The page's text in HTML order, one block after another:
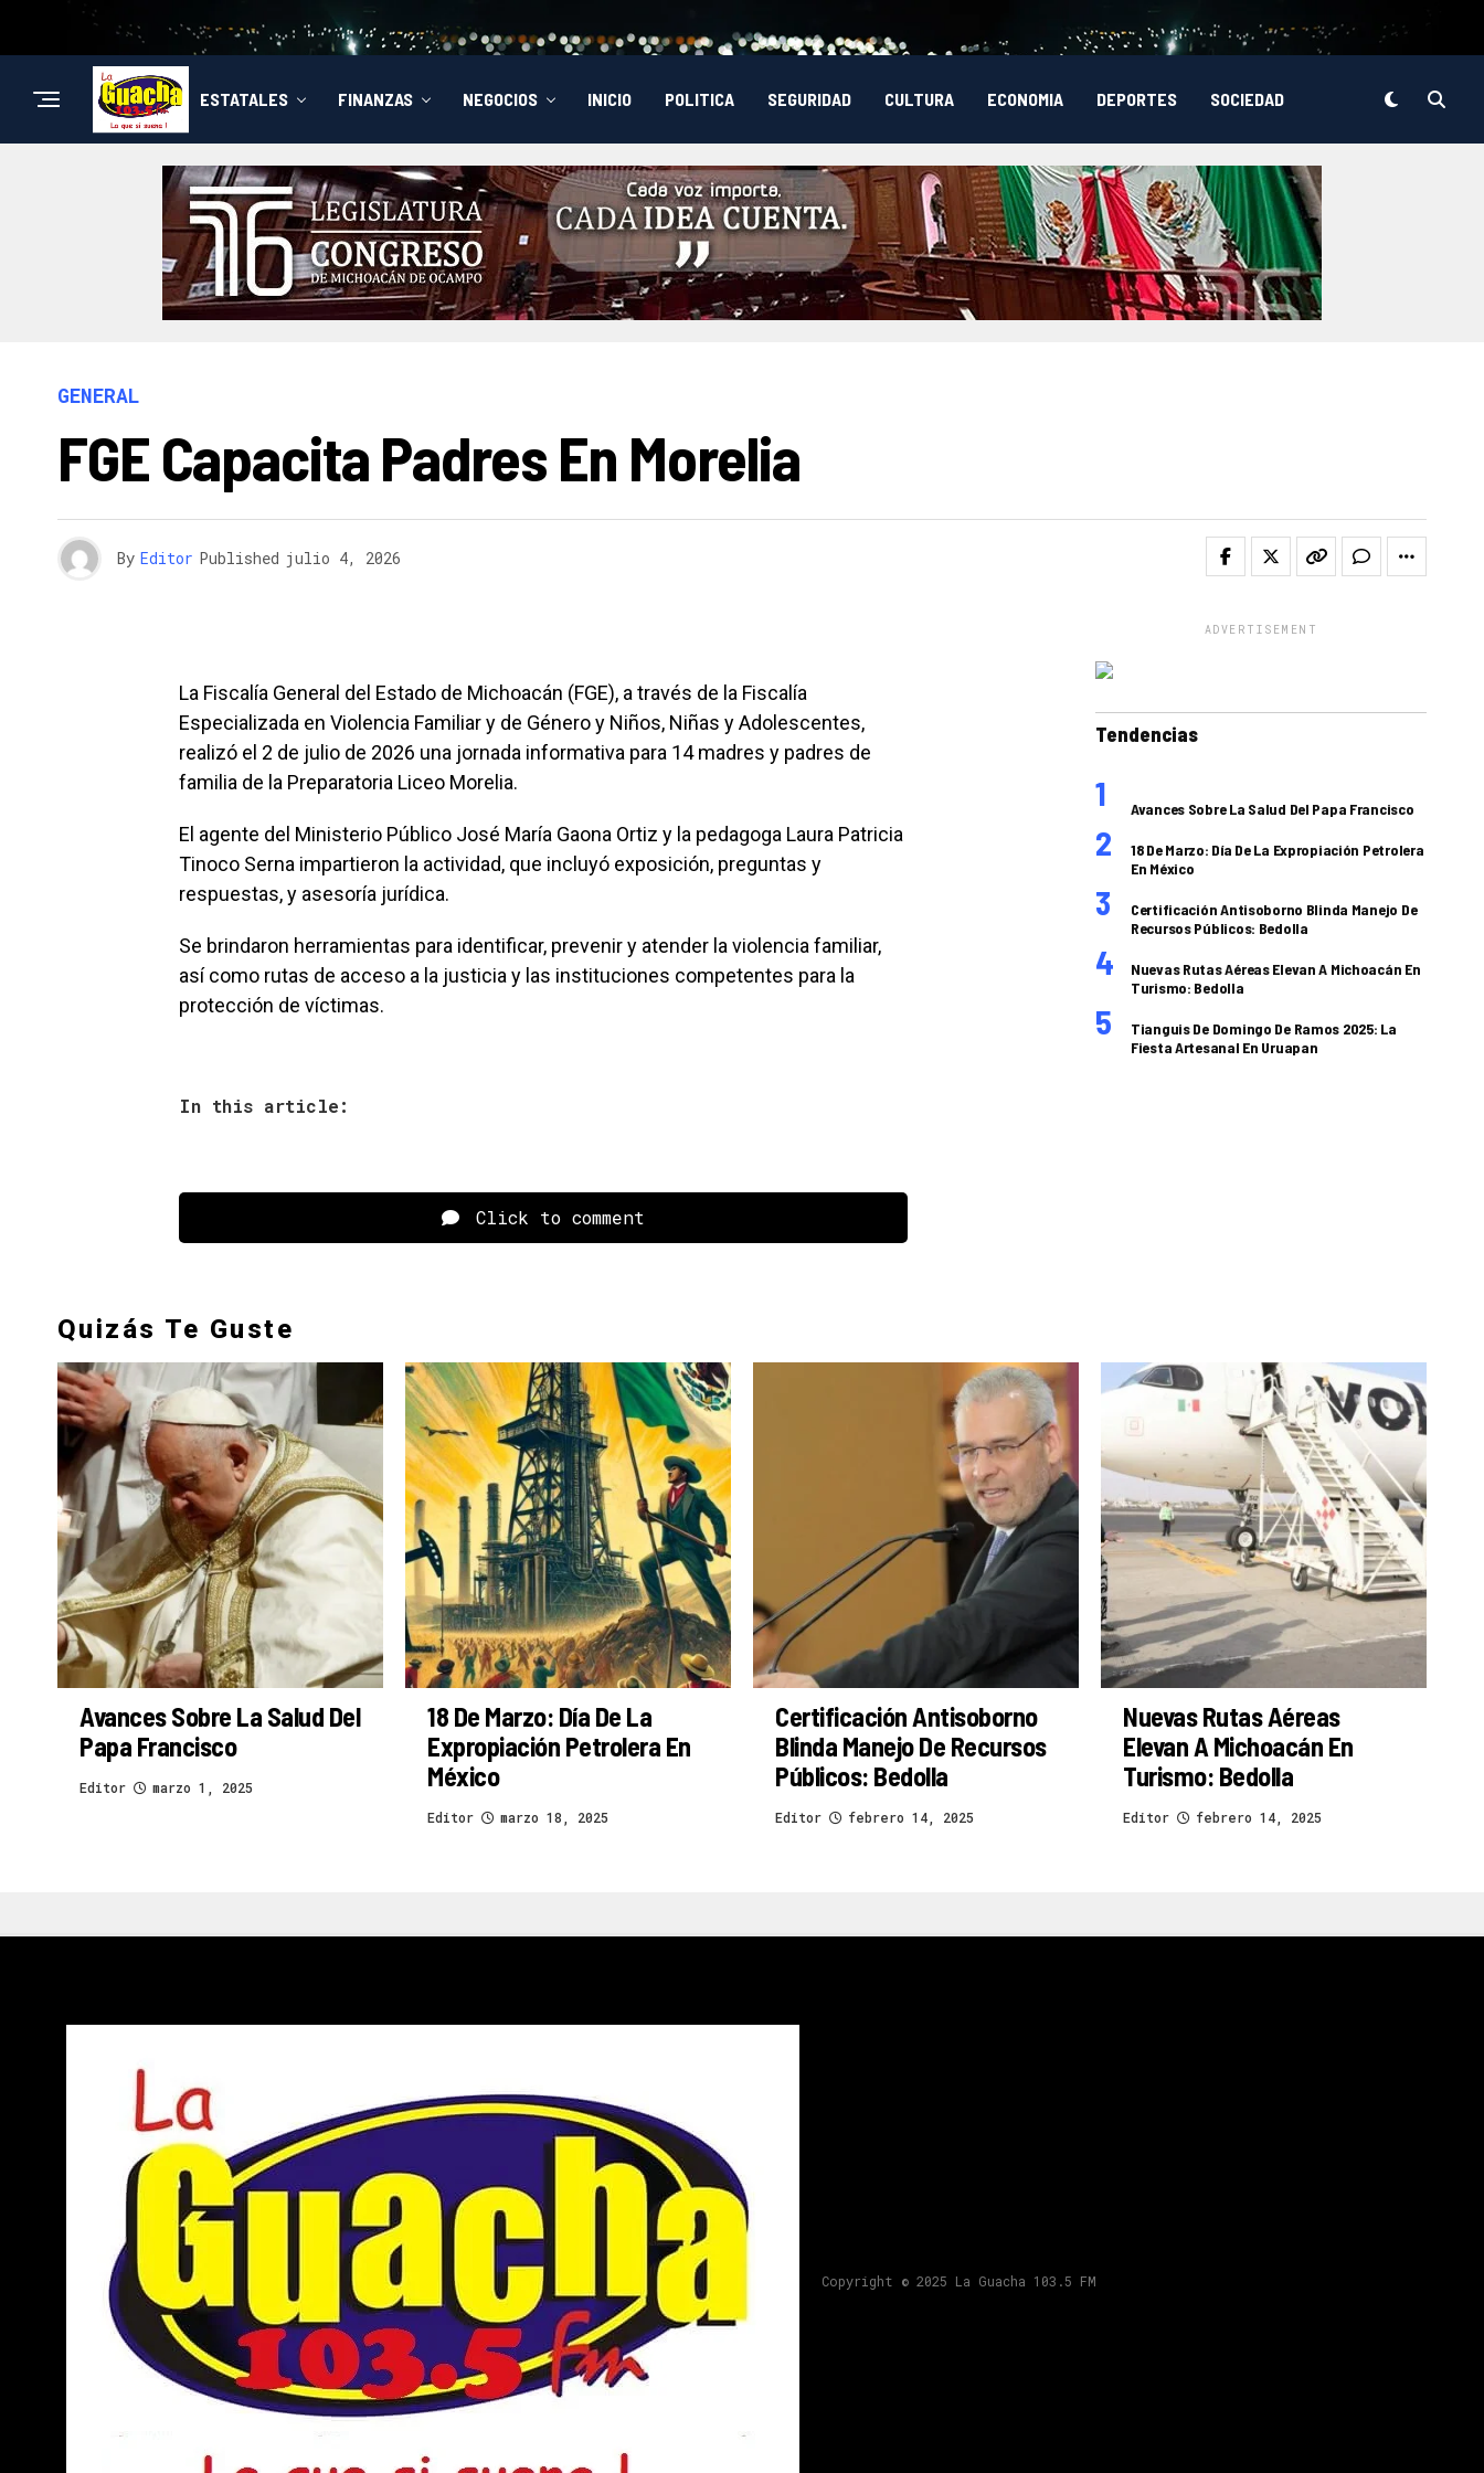
ESTATALES FINANZAS NEGOCIOS INICIO POLITICA SEGURIDAD CULTURA ECONOMIA DEPORTES SOCIEDAD
GENERAL
FGE Capacita Padres En Morelia
By Editor Published julio 4, 2026
La Fiscalía General del Estado de Michoacán (FGE), a través de la Fiscalía
Especializada en Violencia Familiar y de Género y Niños, Niñas y Adolescentes,
realizó el 2 de julio de 2026 una jornada informativa para 14 madres y padres de
familia de la Preparatoria Liceo Morelia.
El agente del Ministerio Público José María Gaona Ortiz y la pedagoga Laura Patricia
Tinoco Serna impartieron la actividad, que incluyó exposición, preguntas y
respuestas, y asesoría jurídica.
Se brindaron herramientas para identificar, prevenir y atender la violencia familiar,
así como rutas de acceso a la justicia y las instituciones competentes para la
protección de víctimas.
In this article:
Click to comment
ADVERTISEMENT
Tendencias
Avances Sobre La Salud Del Papa Francisco
18 De Marzo: Día De La Expropiación Petrolera
En México
Certificación Antisoborno Blinda Manejo De
Recursos Públicos: Bedolla
Nuevas Rutas Aéreas Elevan A Michoacán En
Turismo: Bedolla
Tianguis De Domingo De Ramos 2025: La
Fiesta Artesanal En Uruapan
Quizás Te Guste
Avances Sobre La Salud Del
Papa Francisco
Editor marzo 1, 2025
18 De Marzo: Día De La
Expropiación Petrolera En
México
Editor marzo 18, 2025
Certificación Antisoborno
Blinda Manejo De Recursos
Públicos: Bedolla
Editor febrero 14, 2025
Nuevas Rutas Aéreas
Elevan A Michoacán En
Turismo: Bedolla
Editor febrero 14, 2025
Copyright © 2025 La Guacha 103.5 FM